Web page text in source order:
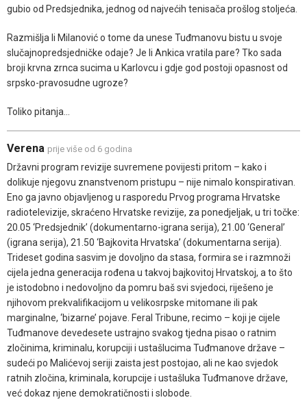
gubio od Predsjednika, jednog od najvećih tenisača prošlog stoljeća.
Razmišlja li Milanović o tome da unese Tuđmanovu bistu u svoje
slučajnopredsjedničke odaje? Je li Ankica vratila pare? Tko sada
broji krvna zrnca sucima u Karlovcu i gdje god postoji opasnost od
srpsko-pravosudne ugroze?
Toliko pitanja...
Verena prije više od 6 godina
Državni program revizije suvremene povijesti pritom – kako i
dolikuje njegovu znanstvenom pristupu – nije nimalo konspirativan.
Eno ga javno objavljenog u rasporedu Prvog programa Hrvatske
radiotelevizije, skraćeno Hrvatske revizije, za ponedjeljak, u tri točke:
20.05 ‘Predsjednik’ (dokumentarno-igrana serija), 21.00 ‘General’
(igrana serija), 21.50 ‘Bajkovita Hrvatska’ (dokumentarna serija).
Trideset godina sasvim je dovoljno da stasa, formira se i razmnoži
cijela jedna generacija rođena u takvoj bajkovitoj Hrvatskoj, a to što
je istodobno i nedovoljno da pomru baš svi svjedoci, riješeno je
njihovom prekvalifikacijom u velikosrpske mitomane ili pak
marginalne, ‘bizarne’ pojave. Feral Tribune, recimo – koji je cijele
Tuđmanove devedesete ustrajno svakog tjedna pisao o ratnim
zločinima, kriminalu, korupciji i ustašlucima Tuđmanove države –
sudeći po Malićevoj seriji zaista jest postojao, ali ne kao svjedok
ratnih zločina, kriminala, korupcije i ustašluka Tuđmanove države,
već dokaz njene demokratičnosti i slobode.